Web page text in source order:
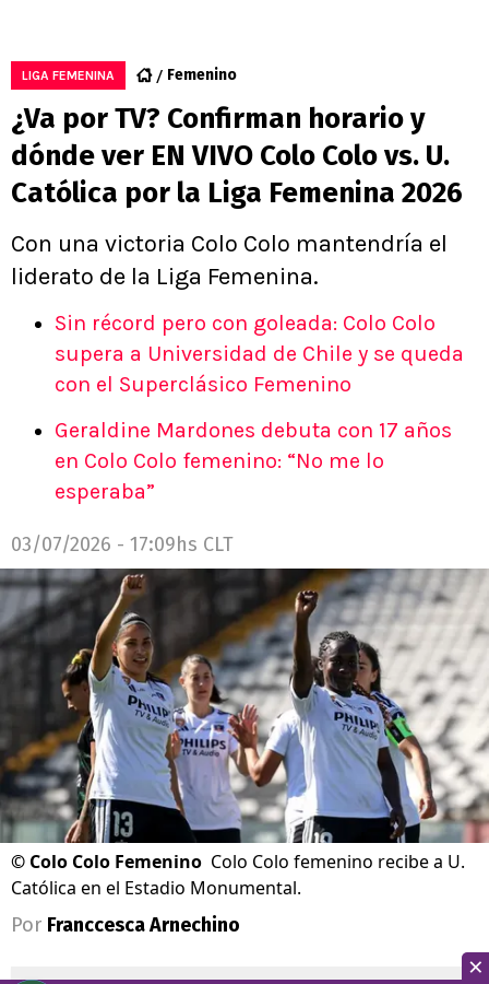
LIGA FEMENINA Femenino
¿Va por TV? Confirman horario y
dónde ver EN VIVO Colo Colo vs. U.
Católica por la Liga Femenina 2026
Con una victoria Colo Colo mantendría el
liderato de la Liga Femenina.
Sin récord pero con goleada: Colo Colo
supera a Universidad de Chile y se queda
con el Superclásico Femenino
Geraldine Mardones debuta con 17 años
en Colo Colo femenino: “No me lo
esperaba”
03/07/2026 - 17:09hs CLT
© Colo Colo Femenino Colo Colo femenino recibe a U.
Católica en el Estadio Monumental.
Por Franccesca Arnechino
×